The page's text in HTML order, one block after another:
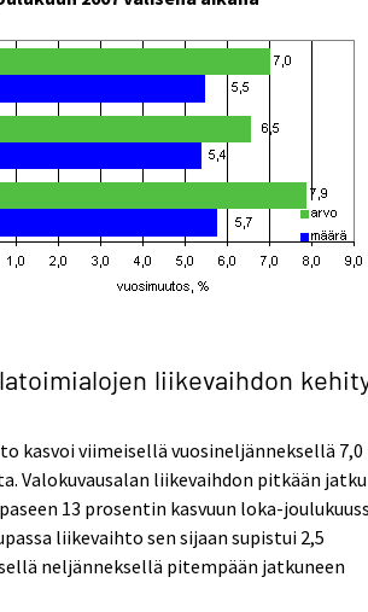
liikevaihdon
kasvoi viimeisellä vuosineljänneksellä 7,0
Valokuvausalan liikevaihdon pitkään
13 prosentin kasvuun loka-
liikevaihto sen sijaan supistui 2,5
neljänneksellä pitempään jatkuneen